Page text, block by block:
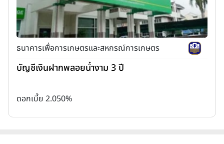
ธนาคารเพื่อการเกษตรและสหกรณ์การเกษตร
บัญชีเงินฝากพลอยน้ำงาม 3 ปี
ดอกเบี้ย 2.050%